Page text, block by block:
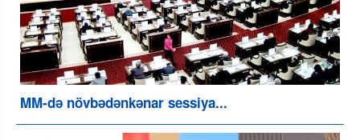
MM-də növbədənkənar sessiya...